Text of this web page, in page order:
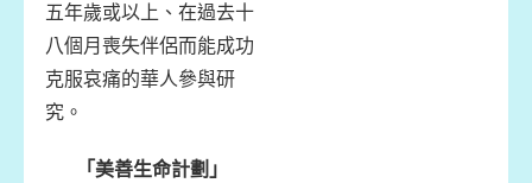
五年歲或以上、在過去十
八個月喪失伴侶而能成功
克服哀痛的華人參與研
究。
「美善生命計劃」